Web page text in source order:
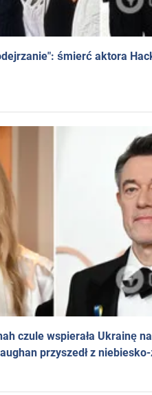
śmierć aktora
czule wspierała Ukrainę
przyszedł z